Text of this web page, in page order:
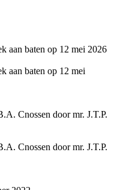
aan baten op 12 mei 2026
aan baten op 12 mei
Cnossen door mr. J.T.P.
Cnossen door mr. J.T.P.